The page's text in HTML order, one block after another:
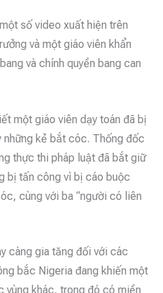
số video xuất hiện trên
và một giáo viên khẩn
và chính quyền bang can
một giáo viên dạy toán đã bị
những kẻ bắt cóc. Thống đốc
thực thi pháp luật đã bắt giữ
bị tấn công vì bị cáo buộc
cùng với ba “người có liên
càng gia tăng đối với các
bắc Nigeria đang khiến một
vùng khác, trong đó có miền